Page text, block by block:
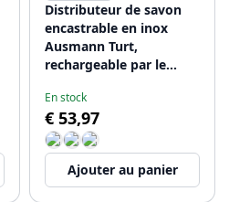
Distributeur de savon
encastrable en inox
Ausmann Turt,
rechargeable par le
En stock
€ 53,97
Ajouter au panier